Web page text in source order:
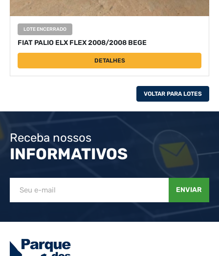
LOTE ENCERRADO
FIAT PALIO ELX FLEX 2008/2008 BEGE
DETALHES
VOLTAR PARA LOTES
Receba nossos
INFORMATIVOS
ENVIAR